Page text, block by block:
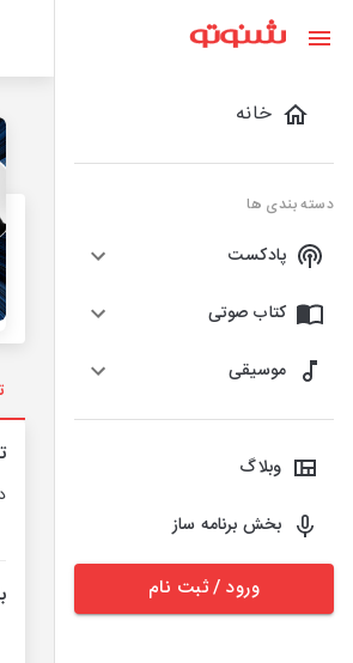
خانه
دسته بندی ها
پادکست
کتاب صوتی
موسیقی
وبلاگ
بخش برنامه ساز
ورود / ثبت نام